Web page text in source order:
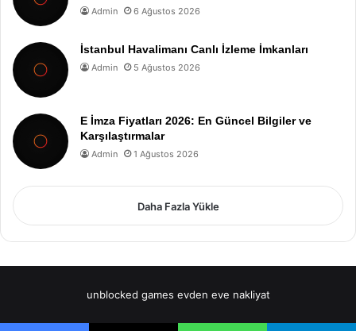
Admin 6 Ağustos 2026
İstanbul Havalimanı Canlı İzleme İmkanları
Admin 5 Ağustos 2026
E İmza Fiyatları 2026: En Güncel Bilgiler ve
Karşılaştırmalar
Admin 1 Ağustos 2026
Daha Fazla Yükle
unblocked games evden eve nakliyat